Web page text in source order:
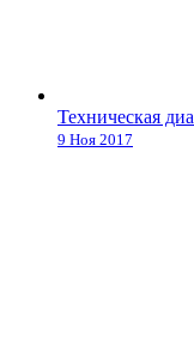
Техническая
9 Ноя 2017